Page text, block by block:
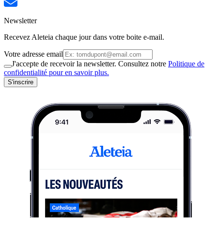
Newsletter
Recevez Aleteia chaque jour dans votre boite e-mail.
Votre adresse email
J'accepte de recevoir la newsletter. Consultez notre Politique de
confidentialité pour en savoir plus.
S'inscrire